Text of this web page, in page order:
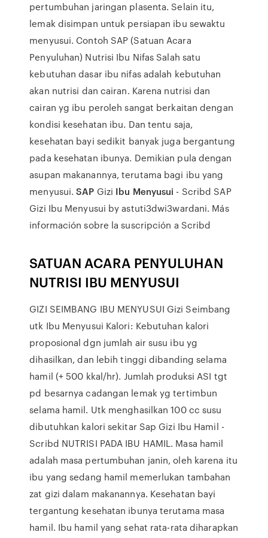
pertumbuhan jaringan plasenta. Selain itu,
lemak disimpan untuk persiapan ibu sewaktu
menyusui. Contoh SAP (Satuan Acara
Penyuluhan) Nutrisi Ibu Nifas Salah satu
kebutuhan dasar ibu nifas adalah kebutuhan
akan nutrisi dan cairan. Karena nutrisi dan
cairan yg ibu peroleh sangat berkaitan dengan
kondisi kesehatan ibu. Dan tentu saja,
kesehatan bayi sedikit banyak juga bergantung
pada kesehatan ibunya. Demikian pula dengan
asupan makanannya, terutama bagi ibu yang
menyusui.SAP Gizi Ibu Menyusui - Scribd SAP
Gizi Ibu Menyusui by astuti3dwi3wardani. Más
información sobre la suscripción a Scribd
SATUAN ACARA PENYULUHAN
NUTRISI IBU MENYUSUI
GIZI SEIMBANG IBU MENYUSUI Gizi Seimbang
utk Ibu Menyusui Kalori: Kebutuhan kalori
proposional dgn jumlah air susu ibu yg
dihasilkan, dan lebih tinggi dibanding selama
hamil (+ 500 kkal/hr). Jumlah produksi ASI tgt
pd besarnya cadangan lemak yg tertimbun
selama hamil. Utk menghasilkan 100 cc susu
dibutuhkan kalori sekitar Sap Gizi Ibu Hamil -
Scribd NUTRISI PADA IBU HAMIL. Masa hamil
adalah masa pertumbuhan janin, oleh karena itu
ibu yang sedang hamil memerlukan tambahan
zat gizi dalam makanannya. Kesehatan bayi
tergantung kesehatan ibunya terutama masa
hamil. Ibu hamil yang sehat rata-rata diharapkan